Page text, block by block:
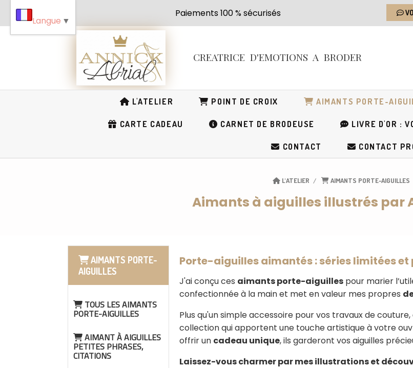
Paiements 100 % sécurisés
CREATRICE D'EMOTIONS A BRODER
L'ATELIER POINT DE CROIX AIMANTS PORTE-
CARTE CADEAU CARNET DE BRODEUSE LIVRE D'OR :
CONTACT CONTACT
AIMANTS PORTE-
AIGUILLES
TOUS LES AIMANTS
PORTE-AIGUILLES
AIMANT À AIGUILLES
PETITES PHRASES,
CITATIONS
L'ATELIER AIMANTS PORTE-AIGUILLES
Aimants à aiguilles illustrés par
Porte-aiguilles aimantés : séries limitées et
J'ai conçu ces aimants porte-aiguilles pour marier
confectionnée à la main et met en valeur mes propres
Plus qu'un simple accessoire pour vos travaux de
collection qui apportent une touche artistique à votre
offrir un cadeau unique, ils garderont vos aiguilles
Laissez-vous charmer par mes illustrations et
Langue ▼